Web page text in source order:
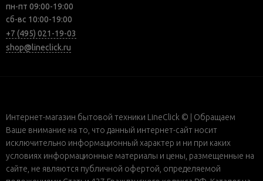
пн-пт 09:00-19:00
сб-вс 10:00-19:00
+7 (495) 021-19-03
shop@lineclick.ru
Интернет-магазин бытовой техники LineClick © | Обращаем
Ваше внимание на то, что данный интернет-сайт носит
исключительно информационный характер и ни при каких
условиях информационные материалы и цены, размещенные на
сайте, не являются публичной офертой, определяемой